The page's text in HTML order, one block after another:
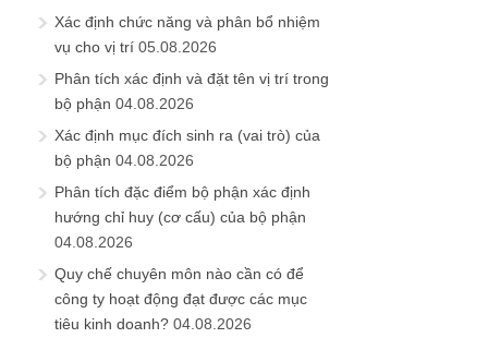
Xác định chức năng và phân bổ nhiệm
vụ cho vị trí 05.08.2026
Phân tích xác định và đặt tên vị trí trong
bộ phận 04.08.2026
Xác định mục đích sinh ra (vai trò) của
bộ phận 04.08.2026
Phân tích đặc điểm bộ phận xác định
hướng chỉ huy (cơ cấu) của bộ phận
04.08.2026
Quy chế chuyên môn nào cần có để
công ty hoạt động đạt được các mục
tiêu kinh doanh? 04.08.2026